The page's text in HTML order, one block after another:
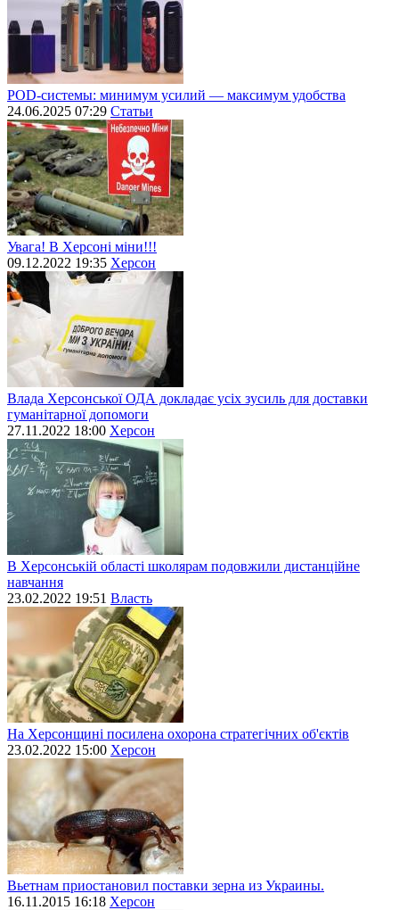
POD-системы: минимум усилий — максимум удобства
24.06.2025 07:29 Статьи
Увага! В Херсоні міни!!!
09.12.2022 19:35 Херсон
Влада Херсонської ОДА докладає усіх зусиль для доставки
гуманітарної допомоги
27.11.2022 18:00 Херсон
В Херсонській області школярам подовжили дистанційне
навчання
23.02.2022 19:51 Власть
На Херсонщині посилена охорона стратегічних об'єктів
23.02.2022 15:00 Херсон
Вьетнам приостановил поставки зерна из Украины.
16.11.2015 16:18 Херсон